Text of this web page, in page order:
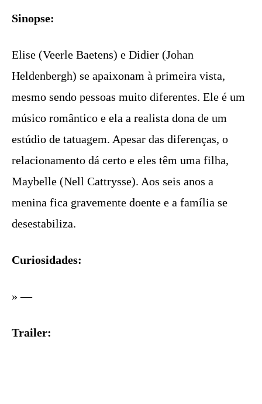
Sinopse:
Elise (Veerle Baetens) e Didier (Johan
Heldenbergh) se apaixonam à primeira vista,
mesmo sendo pessoas muito diferentes. Ele é um
músico romântico e ela a realista dona de um
estúdio de tatuagem. Apesar das diferenças, o
relacionamento dá certo e eles têm uma filha,
Maybelle (Nell Cattrysse). Aos seis anos a
menina fica gravemente doente e a família se
desestabiliza.
Curiosidades:
» —
Trailer: